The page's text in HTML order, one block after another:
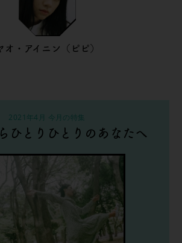
オ・アイニン（ピピ）
2021年4月 今月の特集
ひとりひとりのあなたへ